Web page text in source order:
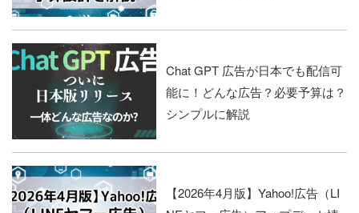
Chat GPT 広告が日本でも配信可
能に！どんな広告？必要予算は？
シンプルに解説
【2026年4月版】Yahoo!広告（LI